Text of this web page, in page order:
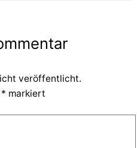
veröffentlicht.
* markiert